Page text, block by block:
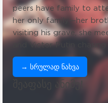
peers have family to
her only family—her
visiting his grave, she
and Victor Putin chasing
→ სრულად ნახვა
შეაფასე ანიმე!
20